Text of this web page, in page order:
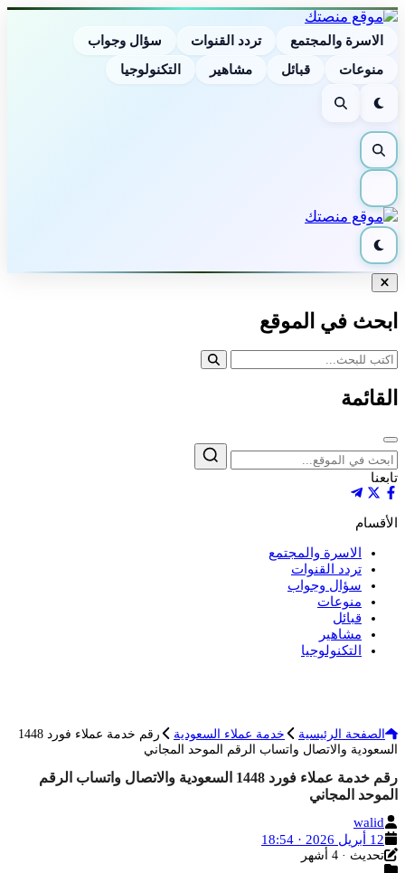
الاسرة والمجتمع تردد القنوات
سؤال وجواب
منوعات
قبائل مشاهير التكنولوجيا
الوضع
بحث
بحث
القائمة
الوضع
الليلي
إغلاق
ابحث في الموقع
القائمة
إغلاق
بحث
تابعنا
الأقسام
الاسرة والمجتمع
تردد القنوات
سؤال وجواب
منوعات
قبائل
مشاهير
التكنولوجيا
الصفحة الرئيسية خدمة عملاء السعودية
رقم خدمة عملاء فورد 1448
السعودية والاتصال واتساب الرقم الموحد المجاني
رقم خدمة عملاء فورد 1448 السعودية والاتصال واتساب الرقم
الموحد المجاني
الكاتب
walid
تاريخ
النشر
12 أبريل 2026 · 18:54
آخر
تحديث · 4 أشهر